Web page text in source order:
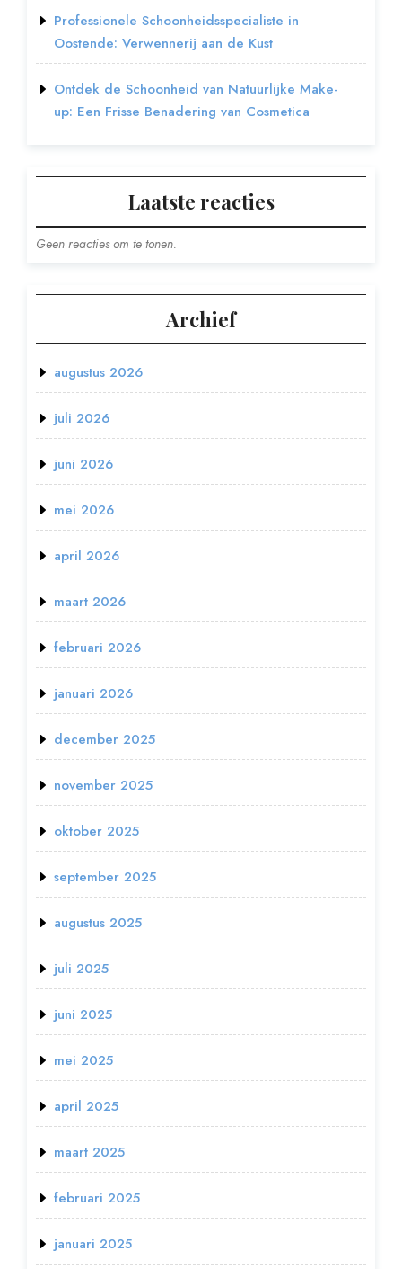
Professionele Schoonheidsspecialiste in
Oostende: Verwennerij aan de Kust
Ontdek de Schoonheid van Natuurlijke Make-
up: Een Frisse Benadering van Cosmetica
Laatste reacties
Geen reacties om te tonen.
Archief
augustus 2026
juli 2026
juni 2026
mei 2026
april 2026
maart 2026
februari 2026
januari 2026
december 2025
november 2025
oktober 2025
september 2025
augustus 2025
juli 2025
juni 2025
mei 2025
april 2025
maart 2025
februari 2025
januari 2025